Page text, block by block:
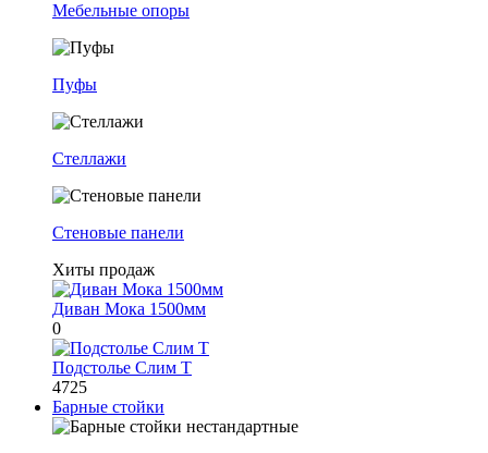
Мебельные опоры
Пуфы
Стеллажи
Стеновые панели
Хиты продаж
Диван Мока 1500мм
0
Подстолье Слим Т
4725
Барные стойки